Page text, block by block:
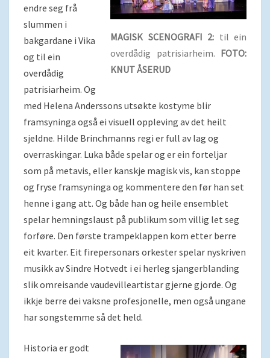
MAGISK SCENOGRAFI 2: til ein
overdådig patrisiarheim. FOTO:
KNUT ÅSERUD
endre seg frå
slummen i
bakgardane i Vika
og til ein
overdådig
patrisiarheim. Og
med Helena Anderssons utsøkte kostyme blir
framsyninga også ei visuell oppleving av det heilt
sjeldne. Hilde Brinchmanns regi er full av lag og
overraskingar. Luka både spelar og er ein forteljar
som på metavis, eller kanskje magisk vis, kan stoppe
og fryse framsyninga og kommentere den før han set
henne i gang att. Og både han og heile ensemblet
spelar hemningslaust på publikum som villig let seg
forføre. Den første trampeklappen kom etter berre
eit kvarter. Eit firepersonars orkester spelar nyskriven
musikk av Sindre Hotvedt i ei herleg sjangerblanding
slik omreisande vaudevilleartistar gjerne gjorde. Og
ikkje berre dei vaksne profesjonelle, men også ungane
har songstemme så det held.
Historia er godt